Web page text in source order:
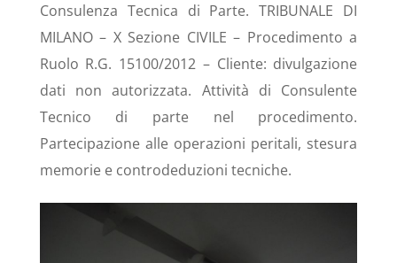
Consulenza Tecnica di Parte. TRIBUNALE DI
MILANO – X Sezione CIVILE – Procedimento a
Ruolo R.G. 15100/2012 – Cliente: divulgazione
dati non autorizzata. Attività di Consulente
Tecnico di parte nel procedimento.
Partecipazione alle operazioni peritali, stesura
memorie e controdeduzioni tecniche.